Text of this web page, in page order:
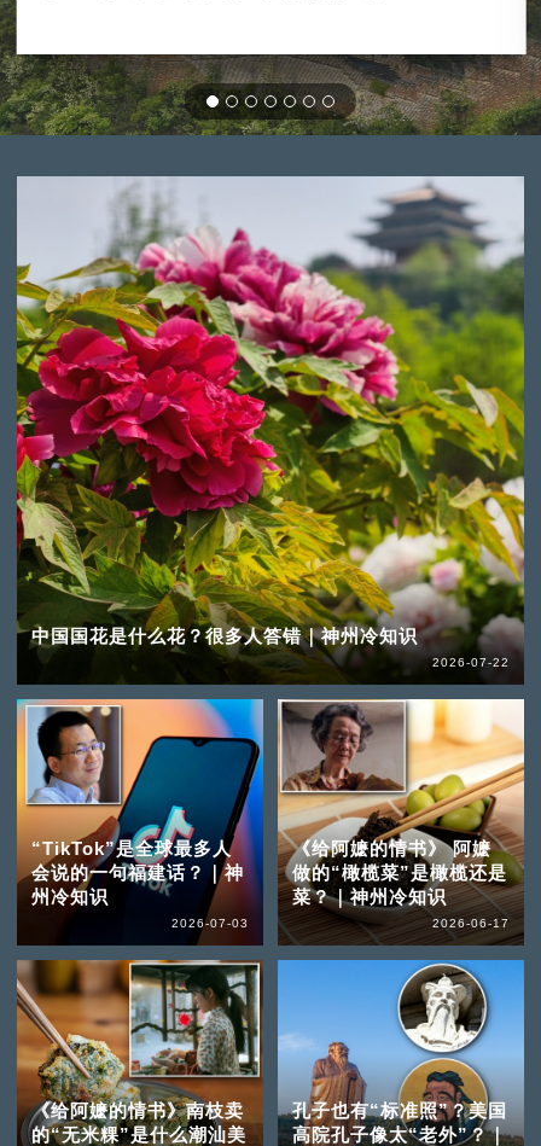
中国国花是什么花？很多人答错｜神州冷知识
2026-07-22
“TikTok”是全球最多人
会说的一句福建话？｜神
州冷知识
2026-07-03
《给阿嬷的情书》 阿嬷
做的“橄榄菜”是橄榄还是
菜？｜神州冷知识
2026-06-17
《给阿嬷的情书》南枝卖
的“无米粿”是什么潮汕美
孔子也有“标准照”？美国
高院孔子像太“老外”？｜